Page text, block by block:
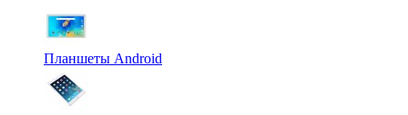
Планшеты Android